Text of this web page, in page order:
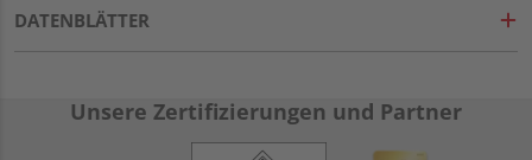
DATENBLÄTTER
Unsere Zertifizierungen und Partner